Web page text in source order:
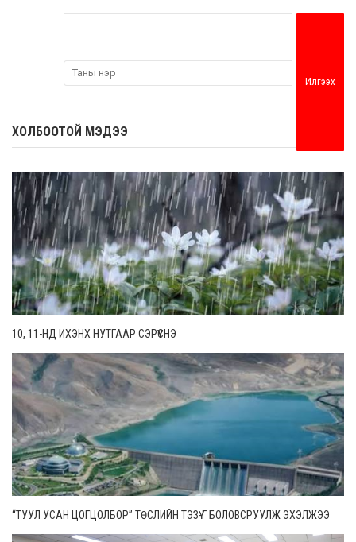
Илгээх
ХОЛБООТОЙ МЭДЭЭ
10, 11-НД ИХЭНХ НУТГААР СЭРҮҮСНЭ
“ТУУЛ УСАН ЦОГЦОЛБОР” ТӨСЛИЙН ТЭЗҮ-Г БОЛОВСРУУЛЖ ЭХЭЛЖЭЭ